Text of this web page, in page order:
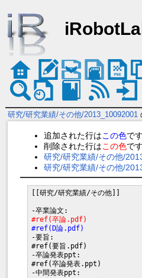
研究/研究業績/その他/2013_10092001
追加された行はこの色です
削除された行はこの色です
研究/研究業績/その他/
研究/研究業績/その他/
[[研究/研究業績/その他]]
#ref(卒論.pdf)
#ref(D論.pdf)
-要旨:
#ref(要旨.pdf)
-卒論発表ppt:
#ref(卒論発表.ppt)
-中間発表ppt: